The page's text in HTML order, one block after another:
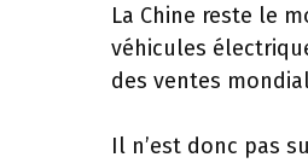
La Chine reste le
véhicules
des ventes
Il n’est donc pas